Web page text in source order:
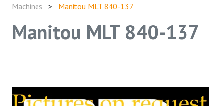
Machines > Manitou MLT 840-137
Manitou MLT 840-137